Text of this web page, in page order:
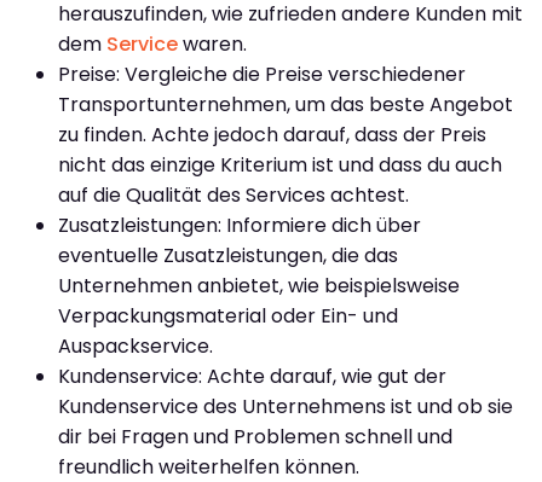
herauszufinden, wie zufrieden andere Kunden mit
dem Servicewaren.
Preise: Vergleiche die Preise verschiedener
Transportunternehmen, um das beste Angebot
zu finden. Achte jedoch darauf, dass der Preis
nicht das einzige Kriterium ist und dass du auch
auf die Qualität des Services achtest.
Zusatzleistungen: Informiere dich über
eventuelle Zusatzleistungen, die das
Unternehmen anbietet, wie beispielsweise
Verpackungsmaterial oder Ein- und
Auspackservice.
Kundenservice: Achte darauf, wie gut der
Kundenservice des Unternehmens ist und ob sie
dir bei Fragen und Problemen schnell und
freundlich weiterhelfen können.